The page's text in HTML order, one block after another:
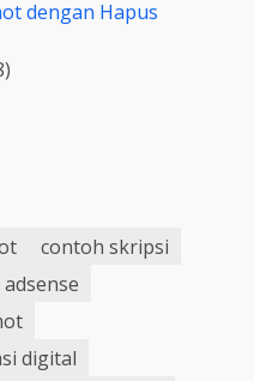
dengan Hapus
contoh skripsi
digital